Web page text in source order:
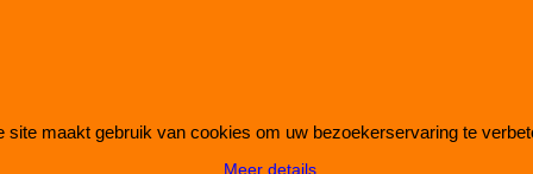
software.
site maakt gebruik van cookies om uw bezoekerservaring te
Meer details